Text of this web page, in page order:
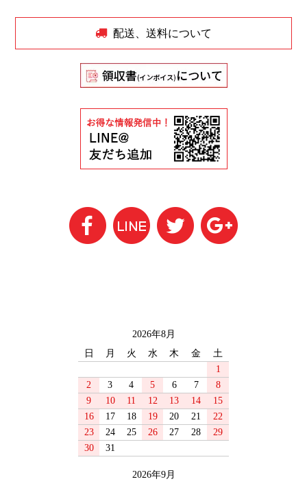
配送、送料について
2026年8月
日
月 火 水 木 金
土
1
2
3 4 5 6 7
8
9
10 11 12 13 14
15
16
17 18 19 20 21
22
23
24 25 26 27 28
29
30
31
2026年9月